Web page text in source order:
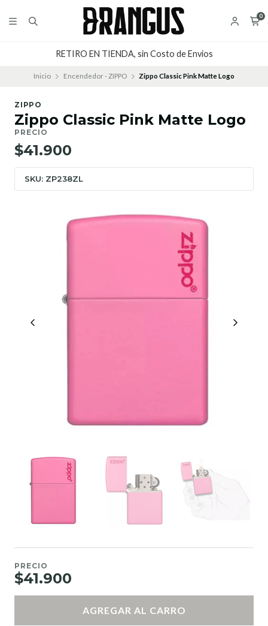
0
RETIRO EN TIENDA, sin Costo de Envios
Inicio Encendedor - ZIPPO Zippo Classic Pink Matte Logo
ZIPPO
Zippo Classic Pink Matte Logo
PRECIO
$41.900
SKU: ZP238ZL
PRECIO
$41.900
AGREGAR AL CARRO